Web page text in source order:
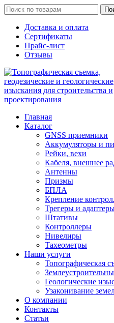
Доставка и оплата
Сертификаты
Прайс-лист
Отзывы
Главная
Каталог
GNSS приемники
Аккумуляторы и
Рейки, вехи
Кабеля, внешнее
Антенны
Призмы
БПЛА
Крепление
Трегеры и
Штативы
Контроллеры
Нивелиры
Тахеометры
Наши услуги
Топографическая
Геологические
Узаконивание
О компании
Контакты
Статьи